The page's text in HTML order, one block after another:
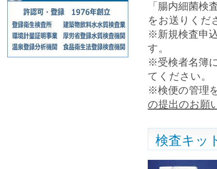
「腸内細菌検
をお送りくだ
※新規検査申
す。
※受検者名簿
てください。
※検便の管理
の提出のお願
検査キッ